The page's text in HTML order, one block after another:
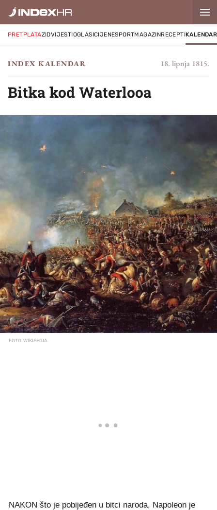
PRETPLATAZIDVIJESTIOGLASICIJENESPORTMAGAZINRECEPTIKALENDAR
INDEX KALENDAR 18. lipnja 1815.
Bitka kod Waterlooa
FOTO: WIKIPEDIA
NAKON što je pobijeđen u bitci naroda, Napoleon je